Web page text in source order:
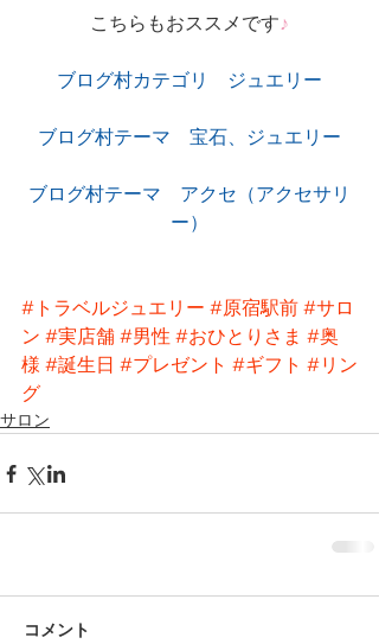
こちらもおススメです♪
ブログ村カテゴリ　ジュエリー
ブログ村テーマ　宝石、ジュエリー
ブログ村テーマ　アクセ（アクセサリ
ー）
#トラベルジュエリー #原宿駅前 #サロ
ン #実店舗 #男性 #おひとりさま #奥
様 #誕生日 #プレゼント #ギフト #リン
グ
サロン
コメント